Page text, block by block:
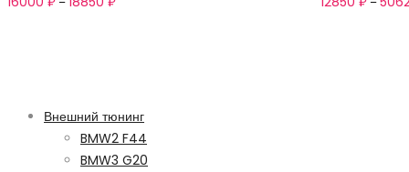
Внешний тюнинг
BMW2 F44
BMW3 G20